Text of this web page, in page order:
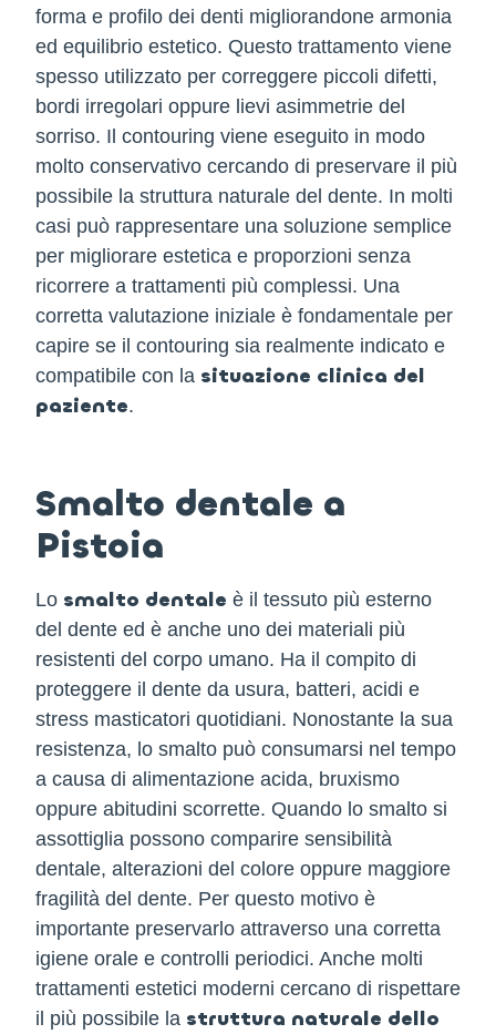
forma e profilo dei denti migliorandone armonia
ed equilibrio estetico. Questo trattamento viene
spesso utilizzato per correggere piccoli difetti,
bordi irregolari oppure lievi asimmetrie del
sorriso. Il contouring viene eseguito in modo
molto conservativo cercando di preservare il più
possibile la struttura naturale del dente. In molti
casi può rappresentare una soluzione semplice
per migliorare estetica e proporzioni senza
ricorrere a trattamenti più complessi. Una
corretta valutazione iniziale è fondamentale per
capire se il contouring sia realmente indicato e
compatibile con la situazione clinica del
paziente.
Smalto dentale a
Pistoia
Lo smalto dentale è il tessuto più esterno
del dente ed è anche uno dei materiali più
resistenti del corpo umano. Ha il compito di
proteggere il dente da usura, batteri, acidi e
stress masticatori quotidiani. Nonostante la sua
resistenza, lo smalto può consumarsi nel tempo
a causa di alimentazione acida, bruxismo
oppure abitudini scorrette. Quando lo smalto si
assottiglia possono comparire sensibilità
dentale, alterazioni del colore oppure maggiore
fragilità del dente. Per questo motivo è
importante preservarlo attraverso una corretta
igiene orale e controlli periodici. Anche molti
trattamenti estetici moderni cercano di rispettare
il più possibile la struttura naturale dello